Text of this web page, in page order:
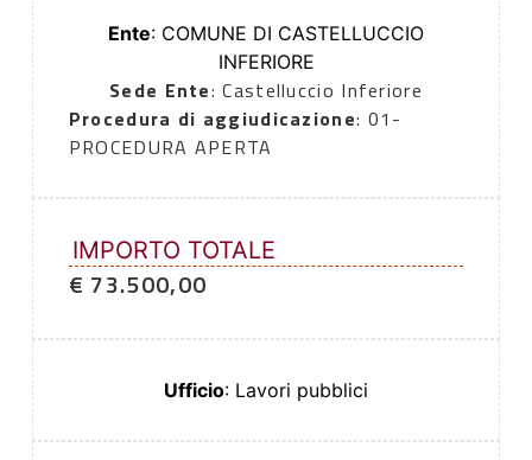
Ente: COMUNE DI CASTELLUCCIO
INFERIORE
Sede Ente: Castelluccio Inferiore
Procedura di aggiudicazione: 01-
PROCEDURA APERTA
IMPORTO TOTALE
€ 73.500,00
Ufficio: Lavori pubblici